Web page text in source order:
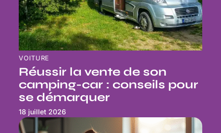
VOITURE
Réussir la vente de son
camping-car : conseils pour
se démarquer
18 juillet 2026